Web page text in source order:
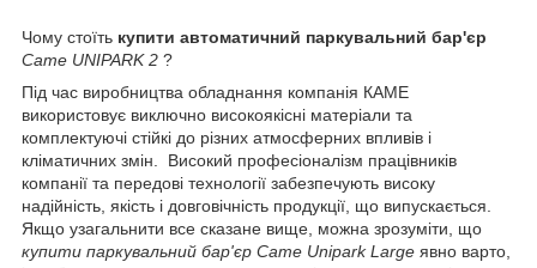
Чому стоїть купити автоматичний паркувальний бар'єр
Came UNIPARK 2 ?
Під час виробництва обладнання компанія КАМЕ
використовує виключно високоякісні матеріали та
комплектуючі стійкі до різних атмосферних впливів і
кліматичних змін. Високий професіоналізм працівників
компанії та передові технології забезпечують високу
надійність, якість і довговічність продукції, що випускається.
Якщо узагальнити все сказане вище, можна зрозуміти, що
купити паркувальний бар'єр Came Unipark Large явно варто,